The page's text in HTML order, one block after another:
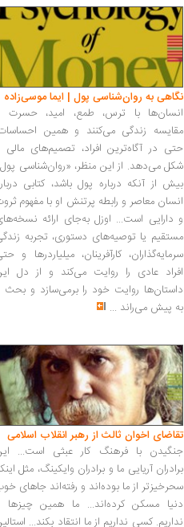
نگاهی به روان‌شناسی پول | ایما موسی‌زاده
انسان‌ها با ترس، طمع، امید، حسرت
مقایسه زندگی می‌کنند و همین
حتی در آگاه‌ترین افراد، تصمیم‌های مالی
شکل می‌دهد. از این منظر، «روان‌شناسی
بیش از آنکه درباره پول باشد، کتابی
انسان معاصر و رابطه پرتنش او با مفهوم
و دارایی است... اوزل به‌جای ارائه
مستقیم یا توصیه‌های دستوری، تجربه
سرمایه‌گذاران، کارآفرینان، میلیاردرها و
افراد عادی را روایت می‌کند و از دل
داستان‌ها روایت خود را برمی‌سازد و بحث
به پیش می‌راند ...
تقاضای اخوان ثالث از رهبر انقلاب اسلامی
جنگیدن با فرهنگ کار عبثی است...
برادران آریایی ما و برادران وایکینگ، مثل
سحرخیزتر از ما بوده‌اند و رفته‌اند جاهای
دنیا مسکن کرده‌اند... ما همین چیزها
نداریم. کسی نداریم از ما انتقاد بکند...